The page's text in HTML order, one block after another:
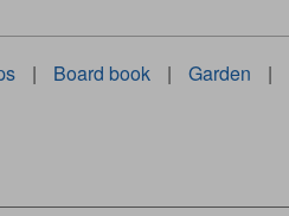
| Board book | Garden |